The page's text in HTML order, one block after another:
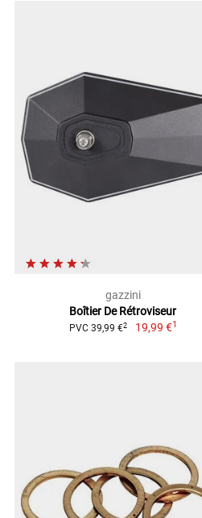
gazzini
Boîtier De Rétroviseur
PVC 39,99 €2 19,99 €1